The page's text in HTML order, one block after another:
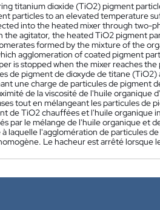
titanium dioxide (TiO2) pigment
particles to an elevated temperature
into the heated mixer through two-
the agitator, the heated TiO2 pigment
formed by the mixture of the
agglomeration of coated pigment
is stopped when the mixer reaches
de pigment de dioxyde de titane
une charge de particules de pigment
de la viscosité de l'huile
tout en mélangeant les particules de
de TiO2 chauffées et l'huile organique
par le mélange de l'huile organique et
laquelle l'agglomération de particules
Le hacheur est arrêté